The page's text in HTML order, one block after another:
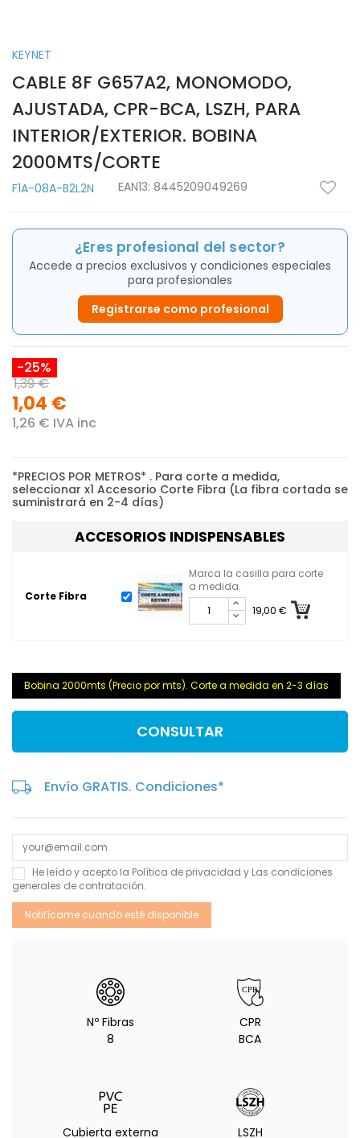
KEYNET
CABLE 8F G657A2, MONOMODO,
AJUSTADA, CPR-BCA, LSZH, PARA
INTERIOR/EXTERIOR. BOBINA
2000MTS/CORTE
F1A-08A-B2L2N EAN13: 8445209049269
¿Eres profesional del sector?
Accede a precios exclusivos y condiciones especiales
para profesionales
Registrarse como profesional
-25%
1,39 €
1,04 €
1,26 € IVA inc
*PRECIOS POR METROS* . Para corte a medida,
seleccionar x1 Accesorio Corte Fibra (La fibra cortada se
suministrará en 2-4 días)
ACCESORIOS INDISPENSABLES
Corte Fibra
Marca la casilla para corte
a medida.
19,00 €
Bobina 2000mts (Precio por mts). Corte a medida en 2-3 días
CONSULTAR
Envío GRATIS. Condiciones*
He leído y acepto la Política de privacidad y Las condiciones
generales de contratación.
Nº Fibras
8
CPR
BCA
Cubierta externa LSZH